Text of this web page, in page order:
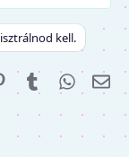
kell.
PinterestTumblr
E-